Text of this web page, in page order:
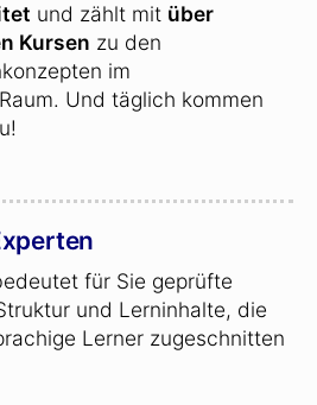
und zählt mit über
Kursen zu den
im
Und täglich kommen
für Sie geprüfte
und Lerninhalte, die
Lerner zugeschnitten